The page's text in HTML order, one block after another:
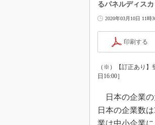
るパネルディス
2020年03月10日 11時
印刷する
（※）【訂正あり】
日16:00］
日本の企業の
日本の企業数
業は中小企業